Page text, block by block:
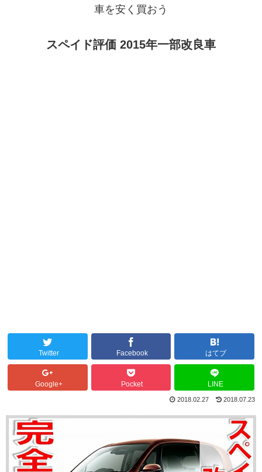
車を安く買おう
スペイド評価 2015年一部改良車
Twitter Facebook はてブ
Google+ Pocket LINE
2018.02.27 2018.07.23